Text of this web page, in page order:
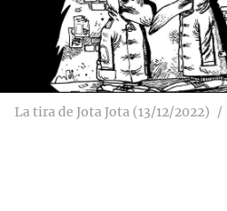
La tira de Jota Jota (13/12/2022)